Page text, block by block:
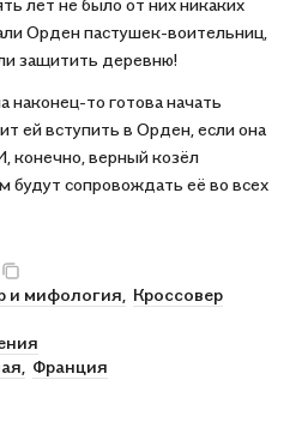
лет не было от них никаких
Орден пастушек-воительниц,
защитить деревню!
то готова начать
ей вступить в Орден, если она
конечно, верный козёл
будут сопровождать её во всех
и мифология,
Кроссовер
Франция